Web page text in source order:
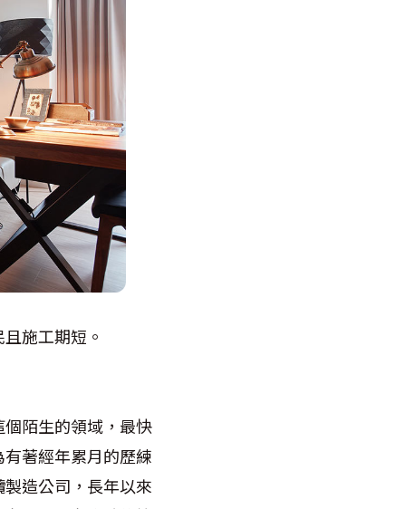
施工期短。
陌生的領域，最快
著經年累月的歷練
造公司，長年以來